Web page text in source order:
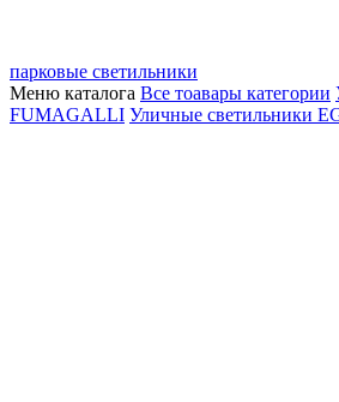
парковые светильники
Меню каталога Все тоавары категории
FUMAGALLI Уличные светильники